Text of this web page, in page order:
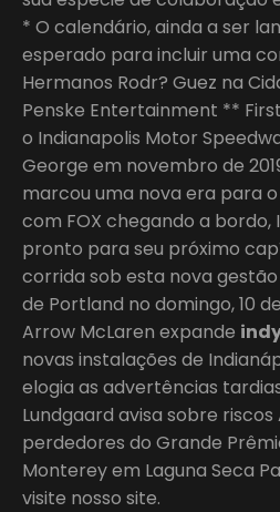
* O calendário, ainda a ser
esperado para incluir uma
Hermanos Rodr? Guez na
Penske Entertainment **
o Indianapolis Motor
George em novembro de
marcou uma nova era para
com FOX chegando a
pronto para seu próximo
corrida sob esta nova
de Portland no domingo, 10
Arrow McLaren expande
novas instalações de
elogia as advertências
Lundgaard avisa sobre
perdedores do Grande
Monterey em Laguna Seca
visite nosso site.